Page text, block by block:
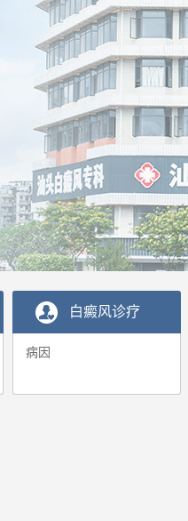
白癜风诊疗
病因